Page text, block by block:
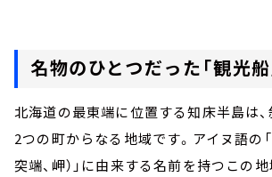
名物のひとつだった「観光船
北海道の最東端に位置する知床半島は、
2つの町からなる地域です。アイヌ語の
突端、岬）」に由来する名前を持つこの